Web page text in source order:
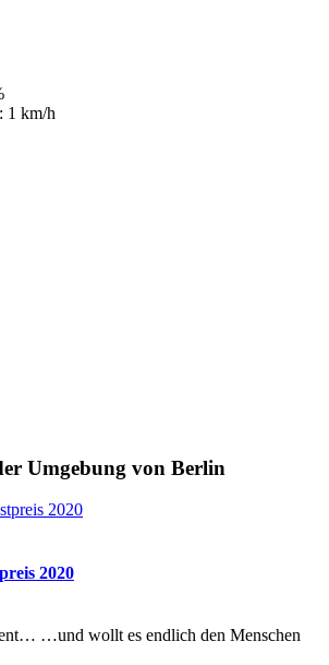
1 km/h
Umgebung von Berlin
2020
…und wollt es endlich den Menschen